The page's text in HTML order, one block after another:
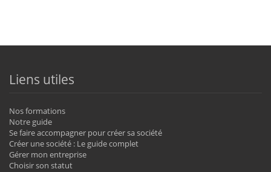
Liens utiles
Nos formations
Notre guide
Se faire accompagner pour créer sa société
Créer une société : Le guide complet
Gérer mon entreprise
Choisir son statut